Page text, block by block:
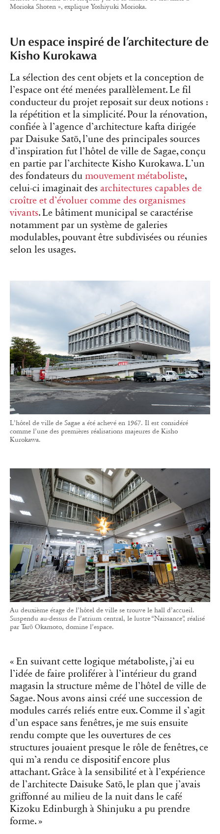
Morioka Shoten », explique Yoshiyuki Morioka.
Un espace inspiré de l’architecture de
Kisho Kurokawa
La sélection des cent objets et la conception de
l’espace ont été menées parallèlement. Le fil
conducteur du projet reposait sur deux notions :
la répétition et la simplicité. Pour la rénovation,
confiée à l’agence d’architecture kafta dirigée
par Daisuke Satō, l’une des principales sources
d’inspiration fut l’hôtel de ville de Sagae, conçu
en partie par l’architecte Kisho Kurokawa. L’un
des fondateurs du mouvement métaboliste,
celui-ci imaginait des architectures capables de
croître et d’évoluer comme des organismes
vivants. Le bâtiment municipal se caractérise
notamment par un système de galeries
modulables, pouvant être subdivisées ou réunies
selon les usages.
L’hôtel de ville de Sagae a été achevé en 1967. Il est considéré
comme l’une des premières réalisations majeures de Kisho
Kurokawa.
Au deuxième étage de l’hôtel de ville se trouve le hall d’accueil.
Suspendu au-dessus de l’atrium central, le lustre “Naissance”, réalisé
par Tarō Okamoto, domine l’espace.
« En suivant cette logique métaboliste, j’ai eu
l’idée de faire proliférer à l’intérieur du grand
magasin la structure même de l’hôtel de ville de
Sagae. Nous avons ainsi créé une succession de
modules carrés reliés entre eux. Comme il s’agit
d’un espace sans fenêtres, je me suis ensuite
rendu compte que les ouvertures de ces
structures jouaient presque le rôle de fenêtres, ce
qui m’a rendu ce dispositif encore plus
attachant. Grâce à la sensibilité et à l’expérience
de l’architecte Daisuke Satō, le plan que j’avais
griffonné au milieu de la nuit dans le café
Kizoku Edinburgh à Shinjuku a pu prendre
forme. »